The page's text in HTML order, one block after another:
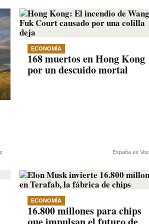
ECONOMÍA
168 muertos en Hong Kong
por un descuido mortal
España es Voz
ECONOMÍA
16.800 millones para chips